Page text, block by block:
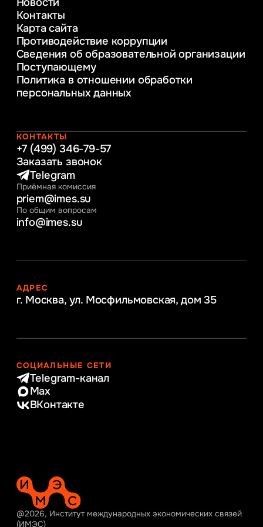
Веб-дизайн
Управление инновационным развитием
предприятия
Уголовное право
Информационные технологии в бизнесе
Информационное и программное
обеспечение бизнес процессов
Управление человеческими ресурсами
Интернет-маркетинг
Контакты
Карта сайта
Противодействие коррупции
Сведения об образовательной организации
Поступающему
Политика в отношении обработки
персональных данных
КОНТАКТЫ
+7 (499) 346-79-57
Заказать звонок
Telegram
Приёмная комиссия
priem@imes.su
По общим вопросам
info@imes.su
АДРЕС
г. Москва, ул. Мосфильмовская, дом 35
СОЦИАЛЬНЫЕ СЕТИ
Telegram-канал
Max
ВКонтакте
@2026, Институт международных экономических связей
(ИМЭС)